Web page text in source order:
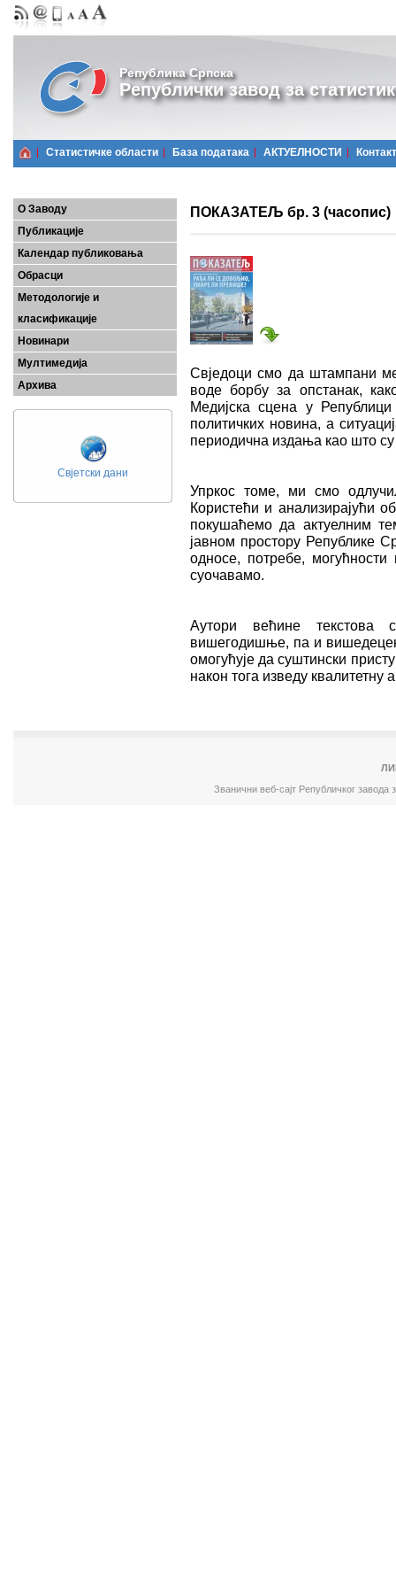
Република Српска
Републички завод за
Статистичке области Базa података АКТУЕЛНОСТИ Контакт
О Заводу
Публикације
Календар публиковања
Обрасци
Методологије и
класификације
Новинари
Мултимедија
Архива
Свјетски дани
ПОКАЗАТЕЉ бр. 3 (часопис)
Свједоци смо да штампани
воде борбу за опстанак,
Медијска сцена у
политичких новина, а
периодична издања као што
Упркос томе, ми смо
Користећи и анализирајући
покушаћемо да актуелним
јавном простору Републике
односе, потребе,
суочавамо.
Аутори већине текстова
вишегодишње, па и
омогућује да суштински
након тога изведу квалитетну
Званични веб-сајт Републичког